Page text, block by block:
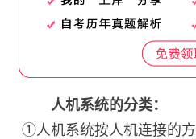
人机系统的分类：
①人机系统按人机连接的